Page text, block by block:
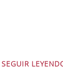
SEGUIR